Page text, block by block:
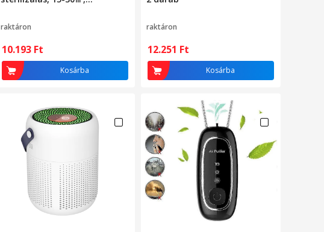
raktáron
10.193 Ft
Kosárba
raktáron
12.251 Ft
Kosárba